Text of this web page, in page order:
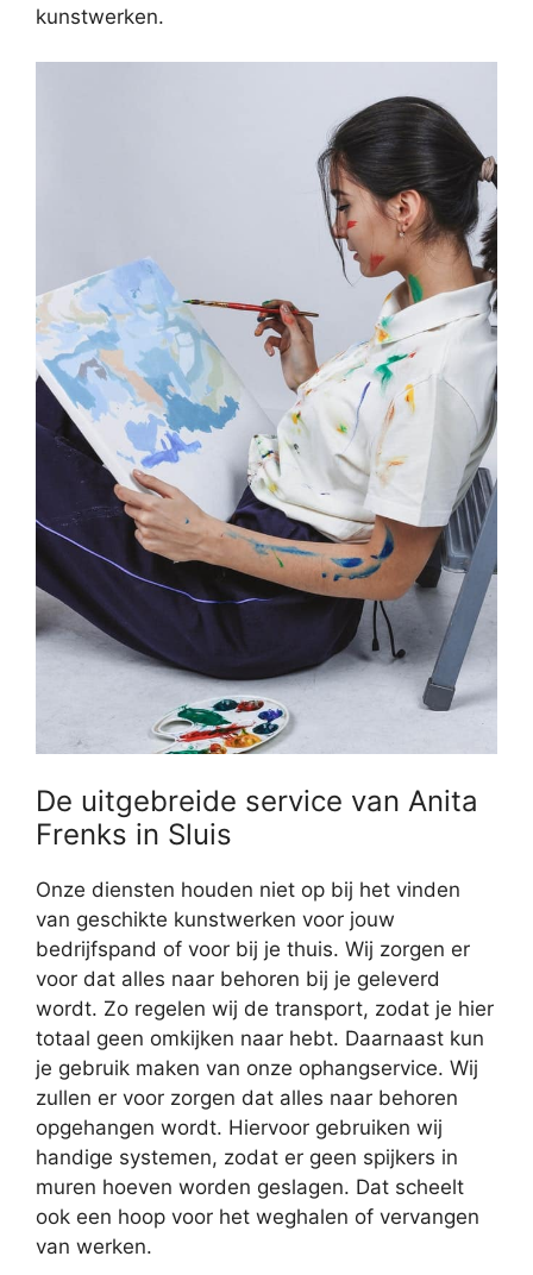
kunstwerken.
De uitgebreide service van Anita
Frenks in Sluis
Onze diensten houden niet op bij het vinden
van geschikte kunstwerken voor jouw
bedrijfspand of voor bij je thuis. Wij zorgen er
voor dat alles naar behoren bij je geleverd
wordt. Zo regelen wij de transport, zodat je hier
totaal geen omkijken naar hebt. Daarnaast kun
je gebruik maken van onze ophangservice. Wij
zullen er voor zorgen dat alles naar behoren
opgehangen wordt. Hiervoor gebruiken wij
handige systemen, zodat er geen spijkers in
muren hoeven worden geslagen. Dat scheelt
ook een hoop voor het weghalen of vervangen
van werken.